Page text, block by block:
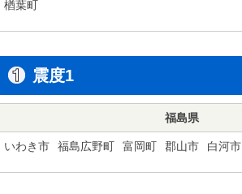
楢葉町
震度1
福島県
いわき市 福島広野町 富岡町 郡山市 白河市